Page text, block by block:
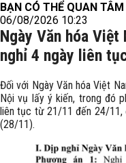
BẠN CÓ THỂ QUAN TÂM
06/08/2026 10:23
Ngày Văn hóa
nghỉ 4 ngày liên
Đối với Ngày Văn hóa Việt
Nội vụ lấy ý kiến, trong đó
liên tục từ 21/11 đến 24/11,
(28/11).